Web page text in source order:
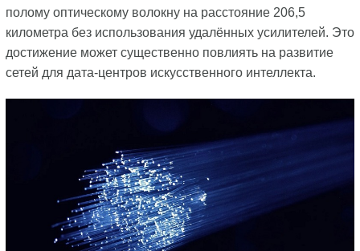
полому оптическому волокну на расстояние 206,5
километра без использования удалённых усилителей. Это
достижение может существенно повлиять на развитие
сетей для дата-центров искусственного интеллекта.